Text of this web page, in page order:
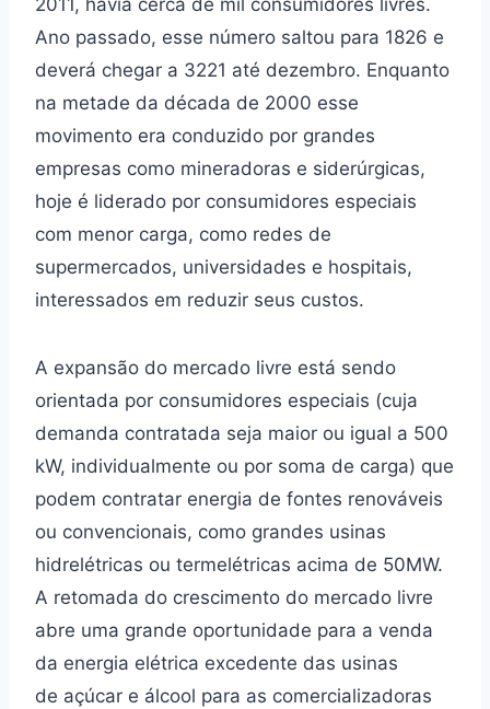
2011, havia cerca de mil consumidores livres.
Ano passado, esse número saltou para 1826 e
deverá chegar a 3221 até dezembro. Enquanto
na metade da década de 2000 esse
movimento era conduzido por grandes
empresas como mineradoras e siderúrgicas,
hoje é liderado por consumidores especiais
com menor carga, como redes de
supermercados, universidades e hospitais,
interessados em reduzir seus custos.
A expansão do mercado livre está sendo
orientada por consumidores especiais (cuja
demanda contratada seja maior ou igual a 500
kW, individualmente ou por soma de carga) que
podem contratar energia de fontes renováveis
ou convencionais, como grandes usinas
hidrelétricas ou termelétricas acima de 50MW.
A retomada do crescimento do mercado livre
abre uma grande oportunidade para a venda
da energia elétrica excedente das usinas
de açúcar e álcool para as comercializadoras